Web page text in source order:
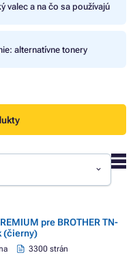
valec a na čo sa používajú
alternatívne tonery
pre BROTHER TN-
(čierny)
3300 strán